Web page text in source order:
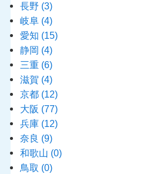
長野 (3)
岐阜 (4)
愛知 (15)
静岡 (4)
三重 (6)
滋賀 (4)
京都 (12)
大阪 (77)
兵庫 (12)
奈良 (9)
和歌山 (0)
鳥取 (0)